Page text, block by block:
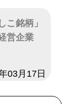
こ銘柄」
営企業
03月17日